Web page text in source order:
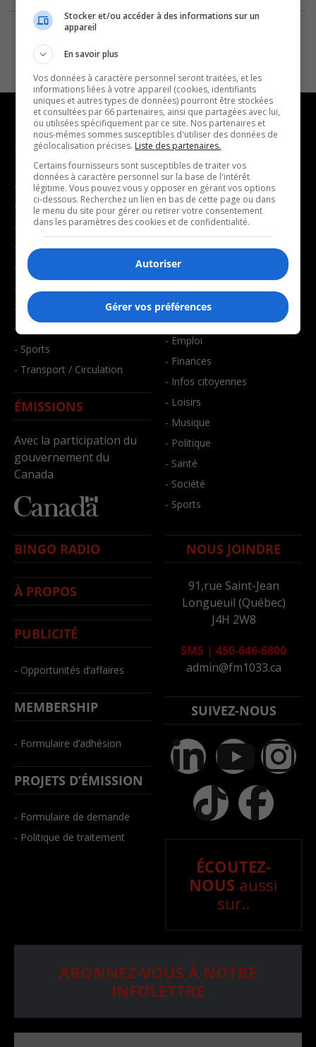
NOUVELLES
- Affaires municipales
- Communauté / Social
- Culture
- Économie
- Éducation
- Environnement
- Faits divers
- Santé et bien-être
- Sports
- Transport / Circulation
ÉMISSIONS
Avec la participation du
gouvernement du
Canada
MUSIQUE
- Décompte franco
- Joué récemment
BALADOS
- Affaires
- Art de vivre
- Bien-être
- Emploi
- Finances
- Infos citoyennes
- Loisirs
- Musique
- Politique
- Santé
- Société
- Sports
BINGO RADIO
À PROPOS
PUBLICITÉ
- Opportunités d’affaires
MEMBERSHIP
- Formulaire d’adhésion
PROJETS D’ÉMISSION
- Formulaire de demande
- Politique de traitement
NOUS JOINDRE
91,rue Saint-Jean
Longueuil (Québec)
J4H 2W8
SMS | 450-646-6800
admin@fm1033.ca
SUIVEZ-NOUS
ÉCOUTEZ-
NOUS aussi
sur..
ABONNEZ-VOUS À NOTRE
INFOLETTRE
Stocker et/ou accéder à des informations sur un
appareil
En savoir plus
Vos données à caractère personnel seront traitées, et les
informations liées à votre appareil (cookies, identifiants
uniques et autres types de données) pourront être stockées
et consultées par 66 partenaires, ainsi que partagées avec lui,
ou utilisées spécifiquement par ce site. Nos partenaires et
nous-mêmes sommes susceptibles d'utiliser des données de
géolocalisation précises. Liste des partenaires.
Certains fournisseurs sont susceptibles de traiter vos
données à caractère personnel sur la base de l'intérêt
légitime. Vous pouvez vous y opposer en gérant vos options
ci-dessous. Recherchez un lien en bas de cette page ou dans
le menu du site pour gérer ou retirer votre consentement
dans les paramètres des cookies et de confidentialité.
Autoriser
Gérer vos préférences